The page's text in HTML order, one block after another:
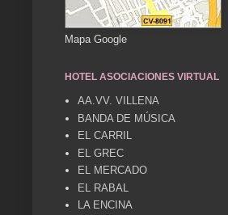
Mapa Google
HOTEL ASOCIACIONES VIRTUAL
AA.VV. VILLENA
BANDA DE MÚSICA
EL CARRIL
EL GREC
EL MERCADO
EL RABAL
LA ENCINA